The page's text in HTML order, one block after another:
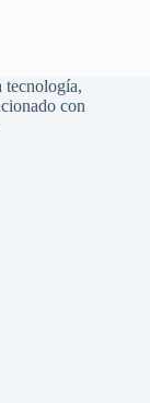
tecnología,
con